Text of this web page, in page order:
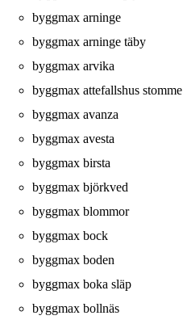
byggmax arninge
byggmax arninge täby
byggmax arvika
byggmax attefallshus stomme
byggmax avanza
byggmax avesta
byggmax birsta
byggmax björkved
byggmax blommor
byggmax bock
byggmax boden
byggmax boka släp
byggmax bollnäs